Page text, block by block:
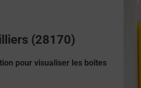
(28170)
pour visualiser les boîtes